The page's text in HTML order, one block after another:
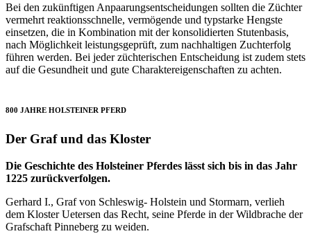
Bei den zukünftigen Anpaarungsentscheidungen sollten die Züchter
vermehrt reaktionsschnelle, vermögende und typstarke Hengste
einsetzen, die in Kombination mit der konsolidierten Stutenbasis,
nach Möglichkeit leistungsgeprüft, zum nachhaltigen Zuchterfolg
führen werden. Bei jeder züchterischen Entscheidung ist zudem stets
auf die Gesundheit und gute Charaktereigenschaften zu achten.
800 JAHRE HOLSTEINER PFERD
Der Graf und das Kloster
Die Geschichte des Holsteiner Pferdes lässt sich bis in das Jahr
1225 zurückverfolgen.
Gerhard I., Graf von Schleswig- Holstein und Stormarn, verlieh
dem Kloster Uetersen das Recht, seine Pferde in der Wildbrache der
Grafschaft Pinneberg zu weiden.